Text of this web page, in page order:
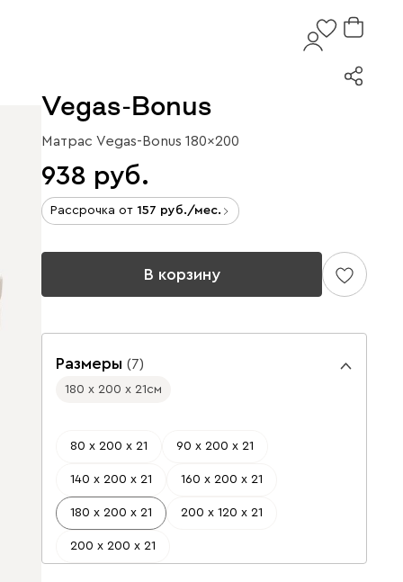
Vegas-Bonus
Матрас Vegas-Bonus 180x200
938
Рассрочка от 157 /мес.
В корзину
Размеры (7)
180 х 200 х 21см
80 х 200 х 21 90 х 200 х 21
140 х 200 х 21 160 х 200 х 21
180 х 200 х 21 200 х 120 х 21
200 х 200 х 21